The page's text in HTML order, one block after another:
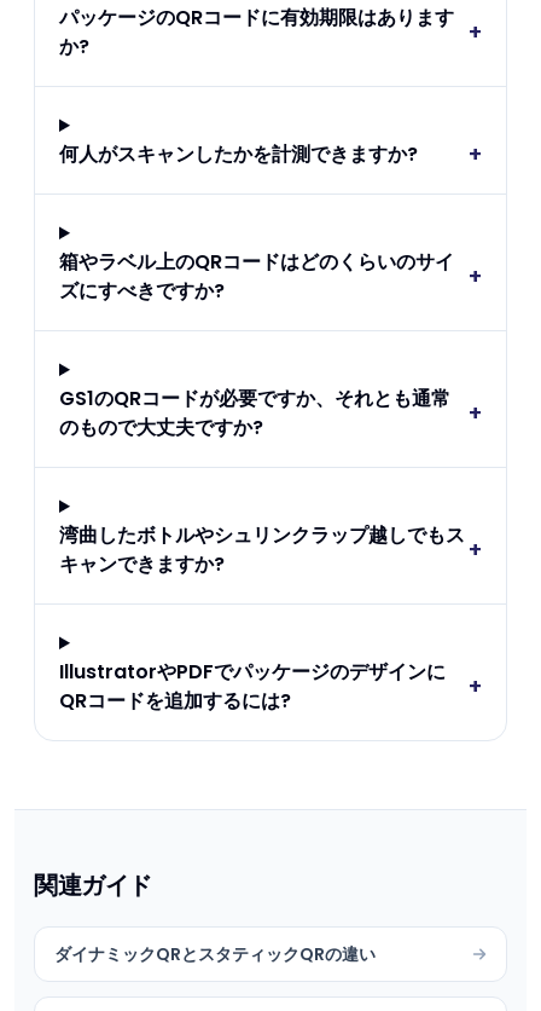
パッケージのQRコードに有効期限はあります
か?
+
何人がスキャンしたかを計測できますか? +
箱やラベル上のQRコードはどのくらいのサイ
ズにすべきですか?
+
GS1のQRコードが必要ですか、それとも通常
のもので大丈夫ですか?
+
湾曲したボトルやシュリンクラップ越しでもス
キャンできますか?
+
IllustratorやPDFでパッケージのデザインに
QRコードを追加するには?
+
関連ガイド
ダイナミックQRとスタティックQRの違い